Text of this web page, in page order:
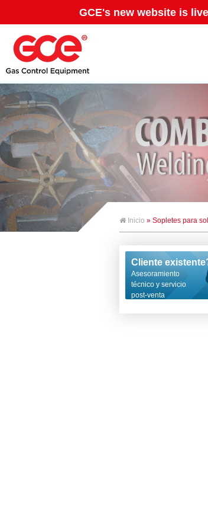
GCE's new website is
Inicio » Sopletes para
Cliente
Asesoramiento
técnico y servicio
post-venta